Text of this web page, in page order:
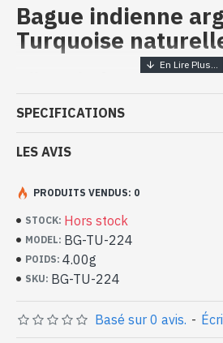
Bague indienne
Turquoise
Bijoux inde artisanaux
argent massif et
- Bague en argent véritable 925/1000
- Faite à la main à Jaipur ( INDE )
- Taille de la pierre : 11mm x 9mm approx
-Livrée avec un petit sac artisanal
Bague indienne argent
naturelle de forme
SPECIFICATIONS
LES AVIS
STOCK: Hors stock
MODEL: BG-TU-224
POIDS: 4.00g
SKU: BG-TU-224
PRODUITS VENDUS: 0
Basé sur 0 avis. -